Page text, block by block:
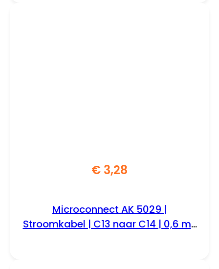
€ 3,28
Microconnect AK 5029 |
Stroomkabel | C13 naar C14 | 0,6 m |